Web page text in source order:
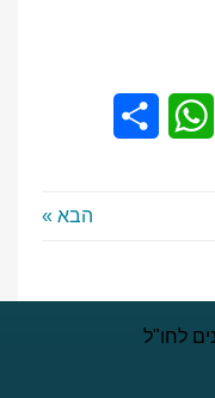
LinkedIn
WhatsApp
הבא »